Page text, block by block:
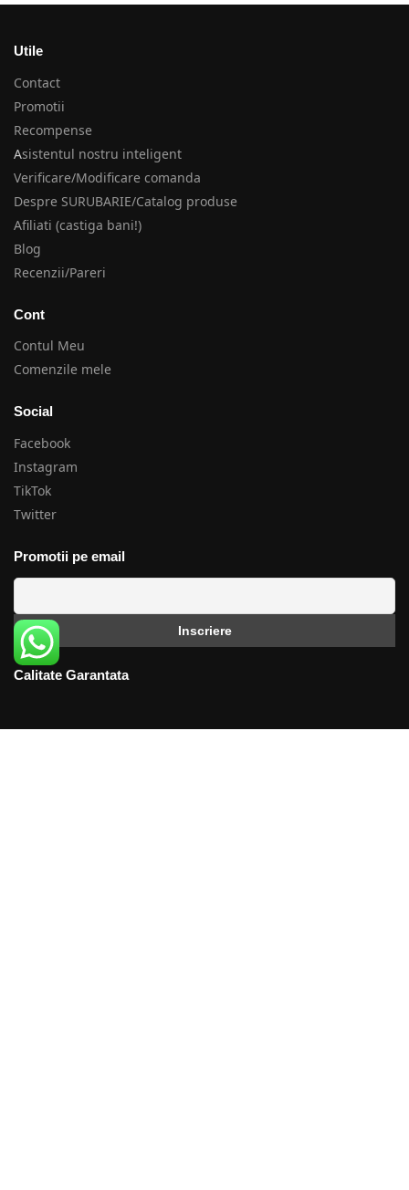
Utile
Contact
Promotii
Recompense
Asistentul nostru inteligent
Verificare/Modificare comanda
Despre SURUBARIE/Catalog produse
Afiliati (castiga bani!)
Blog
Recenzii/Pareri
Cont
Contul Meu
Comenzile mele
Social
Facebook
Instagram
TikTok
Twitter
Promotii pe email
Calitate Garantata